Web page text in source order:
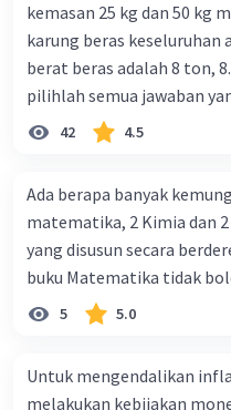
kemasan 25 kg dan 50 kg
karung beras keseluruhan
berat beras adalah 8 ton,
pilihlah semua jawaban
dari satu. Banyak karung
buah. Banyak karung
ton. Perbandingan berat
dalam truk adalah 1: 3. 9.
biaya setiap beras karung
besar Rp14.000,
harus dibayar oleh Bu
42 4.5
Ada berapa banyak
matematika, 2 Kimia dan
yang disusun secara
buku Matematika tidak
5 5.0
Untuk mengendalikan
melakukan kebijakan